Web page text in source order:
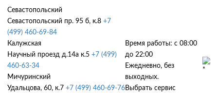
Севастопольский
Севастопольский пр. 95 б, к.8 +7
(499) 460-69-84
Калужская
Научный проезд д.14а к.5 +7 (499)
460-63-34
Мичуринский
Удальцова, 60, к.7 +7 (499) 460-69-76
Время работы: с 08:00
до 22:00
Ежедневно, без
выходных.
Выбрать сервис